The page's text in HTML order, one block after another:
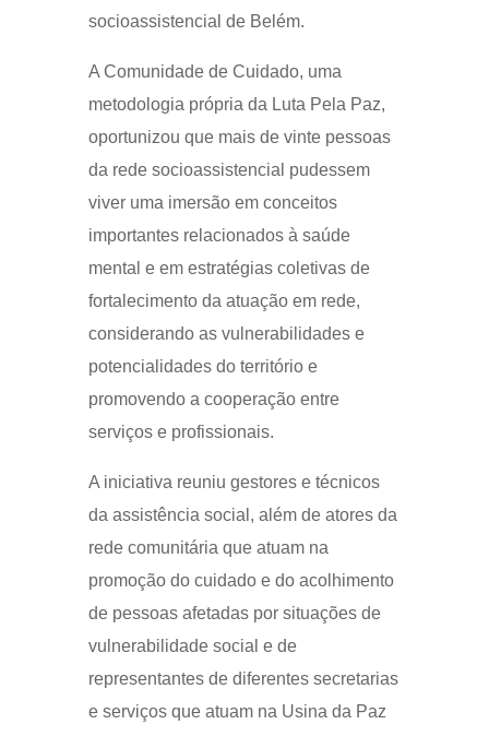
socioassistencial de Belém.
A Comunidade de Cuidado, uma
metodologia própria da Luta Pela Paz,
oportunizou que mais de vinte pessoas
da rede socioassistencial pudessem
viver uma imersão em conceitos
importantes relacionados à saúde
mental e em estratégias coletivas de
fortalecimento da atuação em rede,
considerando as vulnerabilidades e
potencialidades do território e
promovendo a cooperação entre
serviços e profissionais.
A iniciativa reuniu gestores e técnicos
da assistência social, além de atores da
rede comunitária que atuam na
promoção do cuidado e do acolhimento
de pessoas afetadas por situações de
vulnerabilidade social e de
representantes de diferentes secretarias
e serviços que atuam na Usina da Paz